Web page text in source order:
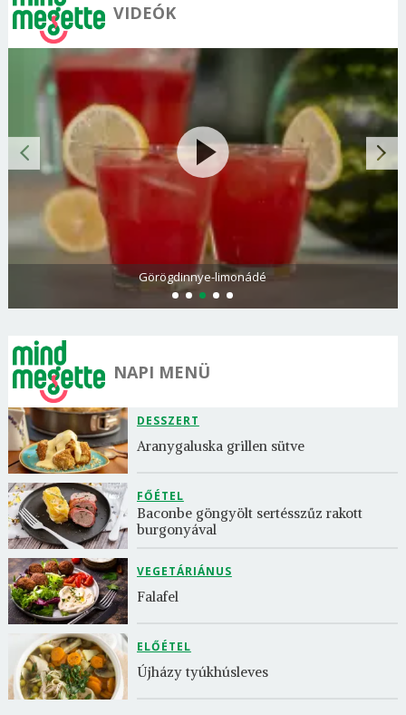
VIDEÓK
Görögdinnye-limonádé
NAPI MENÜ
DESSZERT
Aranygaluska grillen sütve
FŐÉTEL
Baconbe göngyölt sertésszűz rakott
burgonyával
VEGETÁRIÁNUS
Falafel
ELŐÉTEL
Újházy tyúkhúsleves